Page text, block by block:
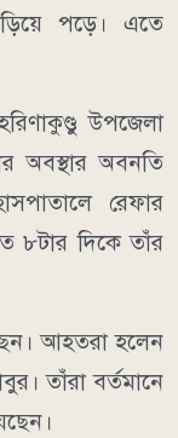
পড়ে। এতে
উপজেলা
অবস্থার অবনতি
রেফার
৮টার দিকে তাঁর
আহতরা হলেন
তাঁরা বর্তমানে